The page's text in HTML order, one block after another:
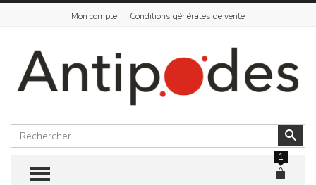
Mon compte Conditions générales de vente
Rechercher
TOGGLE MENU
1